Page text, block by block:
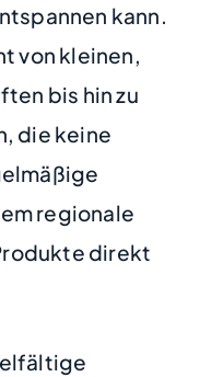
kann.
von kleinen,
bis hin zu
die keine
regionale
direkt